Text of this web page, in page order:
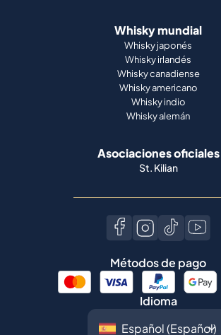
Whisky mundial
Whisky japonés
Whisky irlandés
Whisky canadiense
Whisky americano
Whisky indio
Whisky alemán
Asociaciones oficiales
St. Kilian
Métodos de pago
Idioma